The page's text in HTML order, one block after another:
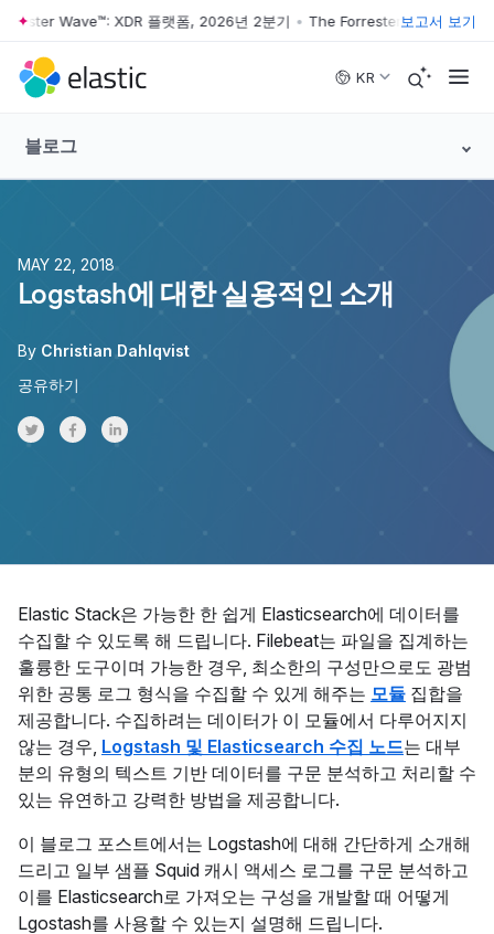
Skip to main content
Wave™: XDR 플랫폼, 2026년 2분기 • The Forrester Wave™: XDR 플랫
보고서 보기
KR
블로그
MAY 22, 2018
Logstash에 대한 실용적인 소개
By Christian Dahlqvist
공유하기
Share on Twitter
Share on Facebook
Share on LinkedInr
Elastic Stack은 가능한 한 쉽게 Elasticsearch에 데이터를
수집할 수 있도록 해 드립니다. Filebeat는 파일을 집계하는
훌륭한 도구이며 가능한 경우, 최소한의 구성만으로도 광범
위한 공통 로그 형식을 수집할 수 있게 해주는 모듈 집합을
제공합니다. 수집하려는 데이터가 이 모듈에서 다루어지지
않는 경우, Logstash 및 Elasticsearch 수집 노드는 대부
분의 유형의 텍스트 기반 데이터를 구문 분석하고 처리할 수
있는 유연하고 강력한 방법을 제공합니다.
이 블로그 포스트에서는 Logstash에 대해 간단하게 소개해
드리고 일부 샘플 Squid 캐시 액세스 로그를 구문 분석하고
이를 Elasticsearch로 가져오는 구성을 개발할 때 어떻게
Lgostash를 사용할 수 있는지 설명해 드립니다.